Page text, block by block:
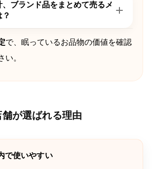
、ブランド品をまとめて売るメ
？
で、眠っているお品物の価値を確認
い。
舗が選ばれる理由
で使いやすい